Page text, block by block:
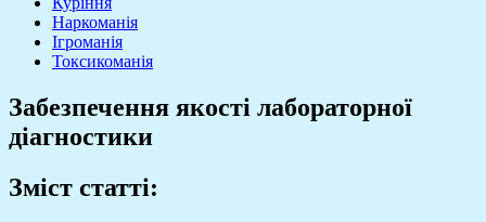
Наркоманія
Ігроманія
Токсикоманія
Забезпечення якості лабораторної
діагностики
Зміст статті: